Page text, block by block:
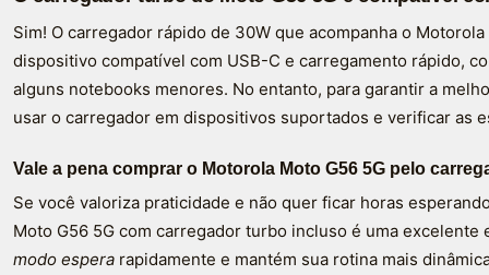
Sim! O carregador rápido de 30W que acompanha o
dispositivo compatível com USB-C e carregamento rápido,
alguns notebooks menores. No entanto, para garantir a
usar o carregador em dispositivos suportados e verificar as
Vale a pena comprar o Motorola Moto G56 5G pelo
Se você valoriza praticidade e não quer ficar horas
Moto G56 5G com carregador turbo incluso é uma
modo espera rapidamente e mantém sua rotina mais